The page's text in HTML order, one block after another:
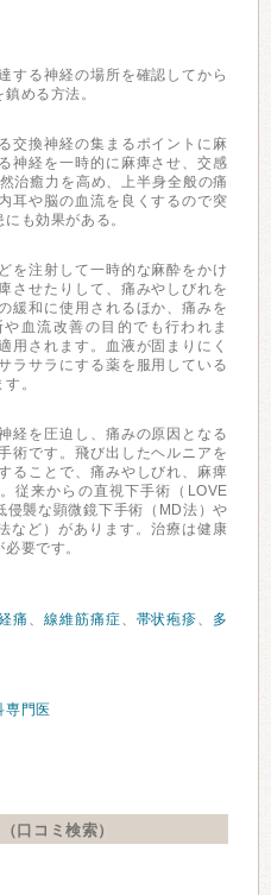
する神経の場所を確認してから
める方法。
交換神経の集まるポイントに麻
神経を一時的に麻痺させ、交感
治癒力を高め、上半身全般の痛
耳や脳の血流を良くするので突
も効果がある。
を注射して一時的な麻酔をかけ
させたりして、痛みやしびれを
緩和に使用されるほか、痛みを
血流改善の目的でも行われま
用されます。血液が固まりにく
ラサラにする薬を服用している
。
経を圧迫し、痛みの原因となる
術です。飛び出したヘルニアを
ることで、痛みやしびれ、麻痺
従来からの直視下手術（LOVE
襲な顕微鏡下手術（MD法）や
など）があります。治療は健康
要です。
痛 、 線維筋痛症、 帯状疱疹、 多
専門医
口コミ検索）